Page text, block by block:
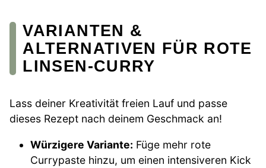
VARIANTEN &
ALTERNATIVEN FÜR ROTE
LINSEN-CURRY
Lass deiner Kreativität freien Lauf und passe
dieses Rezept nach deinem Geschmack an!
Würzigere Variante: Füge mehr rote
Currypaste hinzu, um einen intensiveren Kick